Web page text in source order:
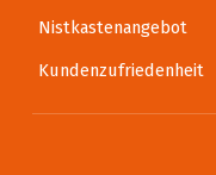
Nistkastenangebot
Kundenzufriedenheit